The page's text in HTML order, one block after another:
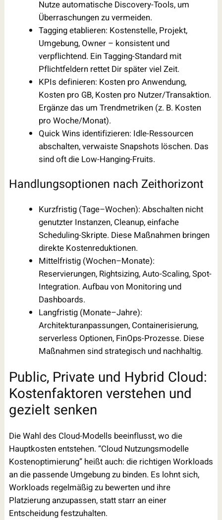
Nutze automatische Discovery-Tools, um
Überraschungen zu vermeiden.
Tagging etablieren: Kostenstelle, Projekt,
Umgebung, Owner – konsistent und
verpflichtend. Ein Tagging-Standard mit
Pflichtfeldern rettet Dir später viel Zeit.
KPIs definieren: Kosten pro Anwendung,
Kosten pro GB, Kosten pro Nutzer/Transaktion.
Ergänze das um Trendmetriken (z. B. Kosten
pro Woche/Monat).
Quick Wins identifizieren: Idle-Ressourcen
abschalten, verwaiste Snapshots löschen. Das
sind oft die Low-Hanging-Fruits.
Handlungsoptionen nach Zeithorizont
Kurzfristig (Tage–Wochen): Abschalten nicht
genutzter Instanzen, Cleanup, einfache
Scheduling-Skripte. Diese Maßnahmen bringen
direkte Kostenreduktionen.
Mittelfristig (Wochen–Monate):
Reservierungen, Rightsizing, Auto-Scaling, Spot-
Integration. Aufbau von Monitoring und
Dashboards.
Langfristig (Monate–Jahre):
Architekturanpassungen, Containerisierung,
serverless Optionen, FinOps-Prozesse. Diese
Maßnahmen sind strategisch und nachhaltig.
Public, Private und Hybrid Cloud:
Kostenfaktoren verstehen und
gezielt senken
Die Wahl des Cloud-Modells beeinflusst, wo die
Hauptkosten entstehen. “Cloud Nutzungsmodelle
Kostenoptimierung” heißt auch: die richtigen Workloads
an die passende Umgebung zu binden. Es lohnt sich,
Workloads regelmäßig zu bewerten und ihre
Platzierung anzupassen, statt starr an einer
Entscheidung festzuhalten.